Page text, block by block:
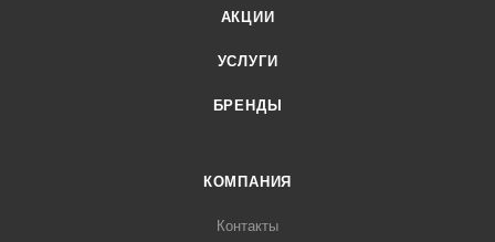
АКЦИИ
УСЛУГИ
БРЕНДЫ
КОМПАНИЯ
Контакты